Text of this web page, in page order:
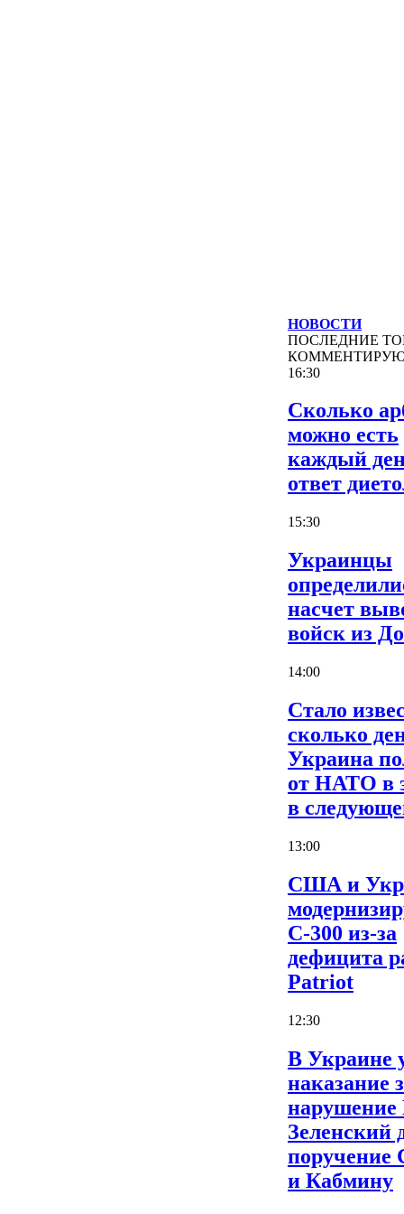
НОВОСТИ
ПОСЛЕДНИЕ
16:30
Сколько
можно есть
каждый
ответ
15:30
Украинцы
насчет
войск из
14:00
Стало
сколько
Украина
от НАТО в
в
13:00
США и
С-300 из-за
дефицита
Patriot
12:30
В Украине
наказание
Зеленский
и Кабмину